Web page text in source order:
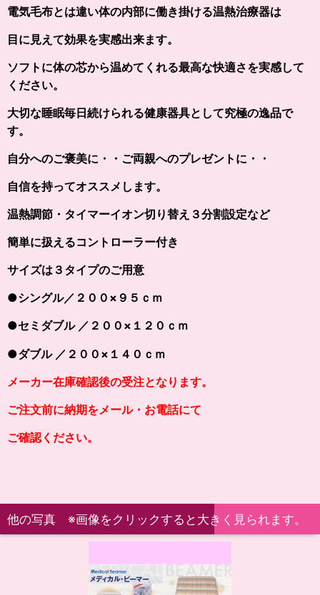
電気毛布とは違い体の内部に働き掛ける温熱治療器は
目に見えて効果を実感出来ます。
ソフトに体の芯から温めてくれる最高な快適さを実感して
ください。
大切な睡眠毎日続けられる健康器具として究極の逸品で
す。
自分へのご褒美に・・ご両親へのプレゼントに・・
自信を持ってオススメします。
温熱調節・タイマーイオン切り替え３分割設定など
簡単に扱えるコントローラー付き
サイズは３タイプのご用意
●シングル／２００×９５ｃｍ
●セミダブル ／２００×１２０ｃｍ
●ダブル ／２００×１４０ｃｍ
メーカー在庫確認後の受注となります。
ご注文前に納期をメール・お電話にて
ご確認ください。
他の写真 ※画像をクリックすると大きく見られます。